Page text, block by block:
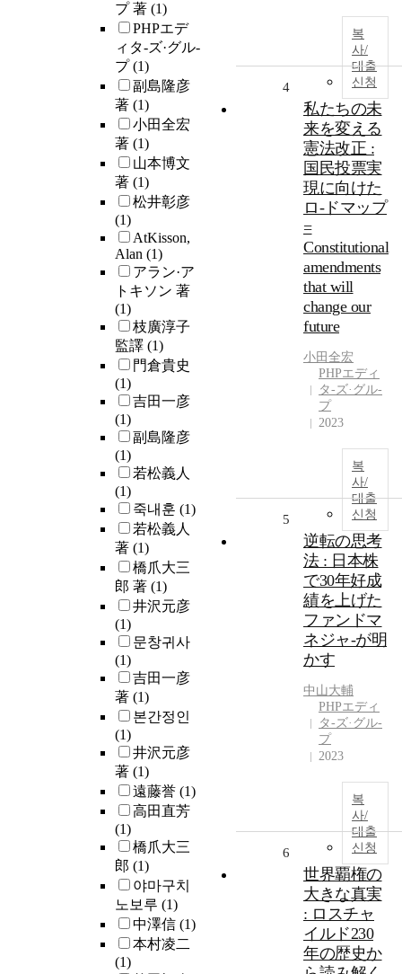
プ 著 (1)
PHPエデ
ィタ-ズ·グル-
プ (1)
副島隆彦
著 (1)
小田全宏
著 (1)
山本博文
著 (1)
松井彰彦
(1)
AtKisson,
Alan (1)
アラン·ア
トキソン 著
(1)
枝廣淳子
監譯 (1)
門倉貴史
(1)
吉田一彦
(1)
副島隆彦
(1)
若松義人
(1)
죽내훈 (1)
若松義人
著 (1)
橋爪大三
郎 著 (1)
井沢元彦
(1)
문창귀사
(1)
吉田一彦
著 (1)
본간정인
(1)
井沢元彦
著 (1)
遠藤誉 (1)
高田直芳
(1)
橋爪大三
郎 (1)
야마구치
노보루 (1)
中澤信 (1)
本村凌二
(1)
복
사/
대출
신청
4
私たちの未
来を変える
憲法改正 :
国民投票実
現に向けた
ロ-ドマップ
=
Constitutional
amendments
that will
change our
future
小田全宏
PHPエディ
タ-ズ·グル-
プ
2023
복
사/
대출
신청
5
逆転の思考
法 : 日本株
で30年好成
績を上げた
ファンドマ
ネジャ-が明
かす
中山大輔
PHPエディ
タ-ズ·グル-
プ
2023
복
사/
대출
신청
6
世界覇権の
大きな真実
: ロスチャ
イルド230
年の歴史か